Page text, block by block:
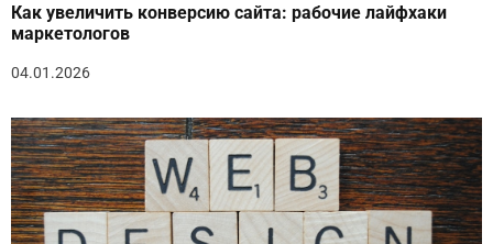
Как увеличить конверсию сайта: рабочие лайфхаки
маркетологов
04.01.2026